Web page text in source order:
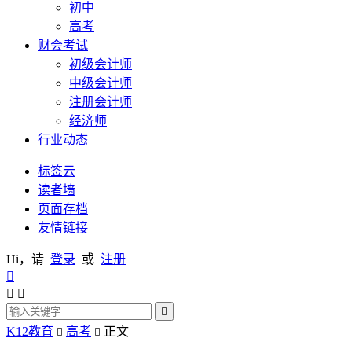
初中
高考
财会考试
初级会计师
中级会计师
注册会计师
经济师
行业动态
标签云
读者墙
页面存档
友情链接
Hi，请 登录 或 注册

 

K12教育  高考  正文